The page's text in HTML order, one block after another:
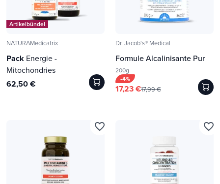
Artikelbündel
NATURAMedicatrix
Pack Energie -
Mitochondries
62,50 €
Dr. Jacob's® Medical
Formule Alcalinisante Pur
200g
-4%
17,23 €17,99 €
favorite_border favorite_border